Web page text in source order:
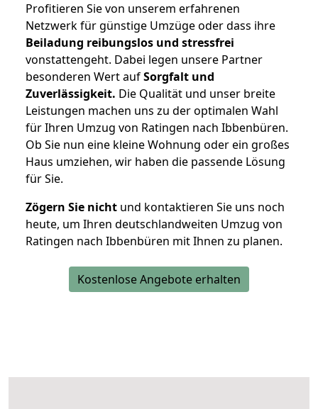
Profitieren Sie von unserem erfahrenen
Netzwerk für günstige Umzüge oder dass ihre
Beiladung reibungslos und stressfrei
vonstattengeht. Dabei legen unsere Partner
besonderen Wert aufSorgfalt und
Zuverlässigkeit. Die Qualität und unser breite
Leistungen machen uns zu der optimalen Wahl
für Ihren Umzug von Ratingen nach Ibbenbüren.
Ob Sie nun eine kleine Wohnung oder ein großes
Haus umziehen, wir haben die passende Lösung
für Sie.
Zögern Sie nicht und kontaktieren Sie uns noch
heute, um Ihren deutschlandweiten Umzug von
Ratingen nach Ibbenbüren mit Ihnen zu planen.
Kostenlose Angebote erhalten